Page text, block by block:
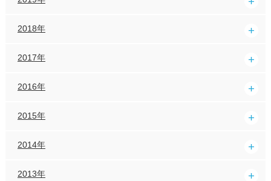
2018年
2017年
2016年
2015年
2014年
2013年